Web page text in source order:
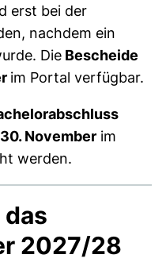
erst bei der
nachdem ein
Die Bescheide
im Portal verfügbar.
November im
werden.
2027/28